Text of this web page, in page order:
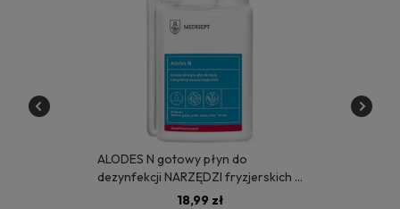
ALODES N gotowy płyn do
dezynfekcji NARZĘDZI fryzjerskich 1
litr - MEDISEPT18,99 zł